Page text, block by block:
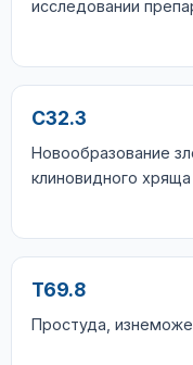
исследовании
C32.3
Новообразование
клиновидного хряща
T69.8
Простуда,